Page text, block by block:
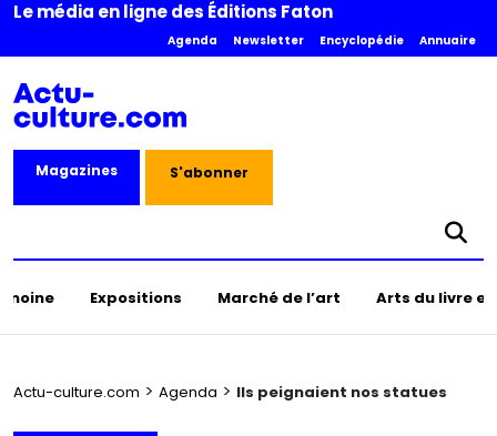
Le média en ligne des Éditions Faton
Agenda Newsletter Encyclopédie Annuaire
Magazines S'abonner
Expositions Marché de l’art Arts du livre
Actu-culture.com > Agenda > Ils peignaient nos statues